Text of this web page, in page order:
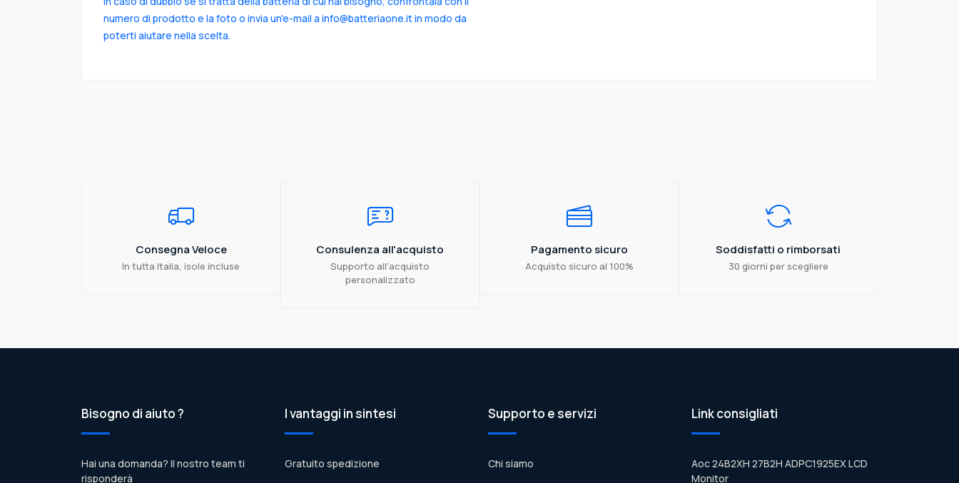
numero di prodotto e la foto o invia un'e-mail a info@batteriaone.it in modo da
poterti aiutare nella scelta.
Consegna Veloce
In tutta Italia, isole incluse
Consulenza all'acquisto
Supporto all'acquisto
personalizzato
Pagamento sicuro
Acquisto sicuro al 100%
Soddisfatti o rimborsati
30 giorni per scegliere
Bisogno di aiuto ?
Hai una domanda? Il nostro team ti
risponderà
I vantaggi in sintesi
Gratuito spedizione
Supporto e servizi
Chi siamo
Link consigliati
Aoc 24B2XH 27B2H ADPC1925EX LCD
Monitor